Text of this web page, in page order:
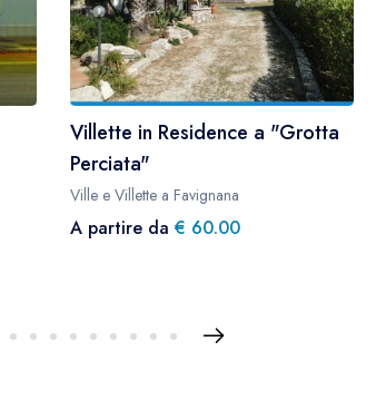
Villette in Residence a "Grotta
Perciata"
Ville e Villette a Favignana
A partire da € 60.00